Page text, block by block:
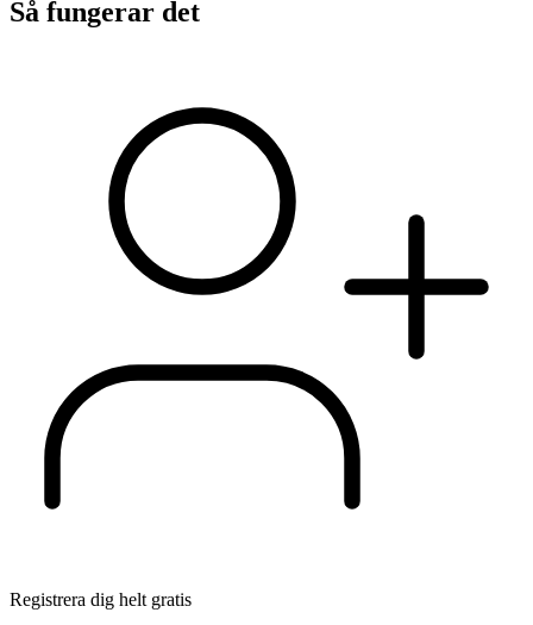
Så fungerar det
Registrera dig helt gratis